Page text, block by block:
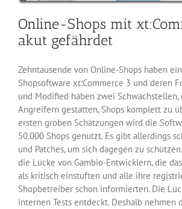
Online-Shops mit
akut gefährdet
Zehntausende von Online-Shops haben
Shopsoftware xt:Commerce 3 und deren
und Modified haben zwei Schwachstellen,
Angreifern gestatten, Shops komplett zu
ersten groben Schätzungen wird die
50.000 Shops genutzt. Es gibt allerdings
und Patches, um sich dagegen zu
die Lücke von Gambio-Entwicklern, die
als kritisch einstuften und alle ihre
Shopbetreiber schon informierten. Die
internen Tests entdeckt. Deshalb nehmen